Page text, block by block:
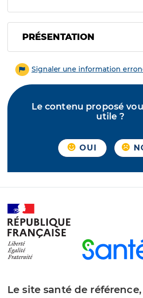
PRÉSENTATION
Signaler une information
Le contenu proposé
utile ?
OUI
Le site santé de